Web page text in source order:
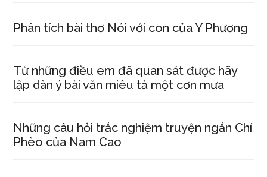
Phân tích bài thơ Nói với con của Y Phương
Từ những điều em đã quan sát được hãy
lập dàn ý bài văn miêu tả một cơn mưa
Những câu hỏi trắc nghiệm truyện ngắn Chí
Phèo của Nam Cao